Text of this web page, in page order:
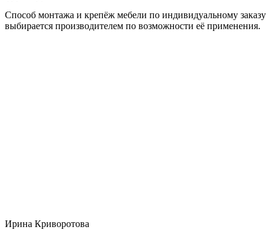
Способ монтажа и крепёж мебели по индивидуальному заказу
выбирается производителем по возможности её применения.
Ирина Криворотова